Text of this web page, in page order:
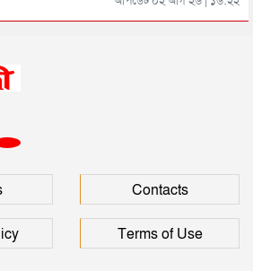
দুইজনের মৃত্যু, হাসপাতালে ৩ শতাধিক
Contacts
Terms of Use